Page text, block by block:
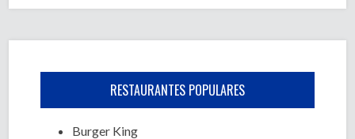
RESTAURANTES POPULARES
Burger King